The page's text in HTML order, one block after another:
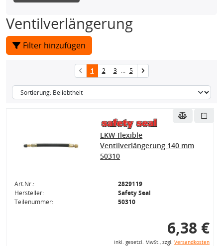
Ventilverlängerung
Filter hinzufügen
1 2 3 ... 5
LKW-flexible
Ventilverlängerung 140 mm
50310
Art.Nr.:
2829119
Hersteller:
Safety Seal
Teilenummer:
50310
6,38 €
inkl. gesetzl. MwSt., zzgl. Versandkosten